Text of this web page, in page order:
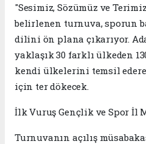
"Sesimiz, Sözümüz ve
belirlenen turnuva, sporun
dilini ön plana çıkarıyor.
yaklaşık 30 farklı ülkeden
kendi ülkelerini temsil
için ter dökecek.
​İlk Vuruş Gençlik ve Spor İl
​Turnuvanın açılış